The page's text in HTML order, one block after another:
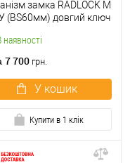
наявності
замка RADLOCK M
(BS60мм) довгий ключ
7 700 грн.
У кошик
Купити в 1 клік